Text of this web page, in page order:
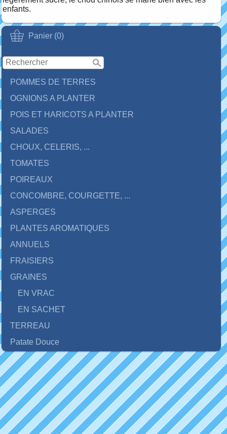
Panier (0)
POMMES DE TERRES
OGNIONS A PLANTER
POIS ET HARICOTS A PLANTER
SALADES
CHOUX, CELERIS, ...
TOMATES
POIREAUX
CONCOMBRE, COURGETTE, ...
ASPERGES
PLANTES AROMATIQUES
ANNUELS
FRAISIERS
GRAINES
EN VRAC
EN SACHET
TERREAU
Patate Douce
enfants.